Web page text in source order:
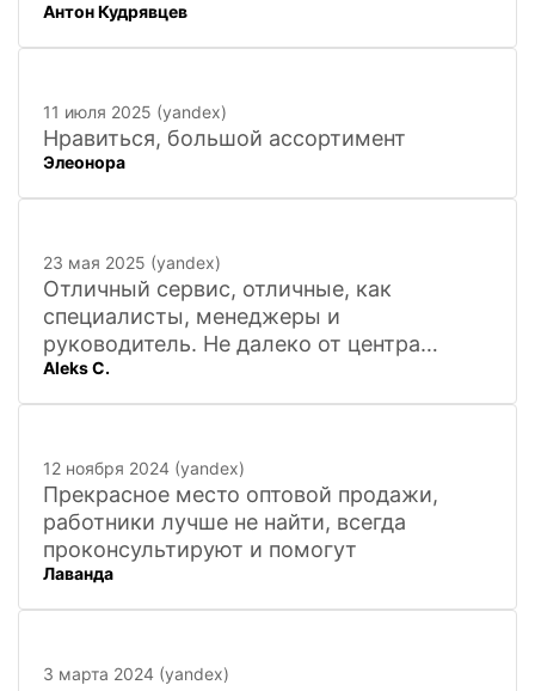
Антон Кудрявцев
11 июля 2025 (yandex)
Нравиться, большой ассортимент
Элеонора
23 мая 2025 (yandex)
Отличный сервис, отличные, как
специалисты, менеджеры и
руководитель. Не далеко от центра
города, 20 минут
Aleks C.
12 ноября 2024 (yandex)
Прекрасное место оптовой продажи,
работники лучше не найти, всегда
проконсультируют и помогут
Лаванда
3 марта 2024 (yandex)